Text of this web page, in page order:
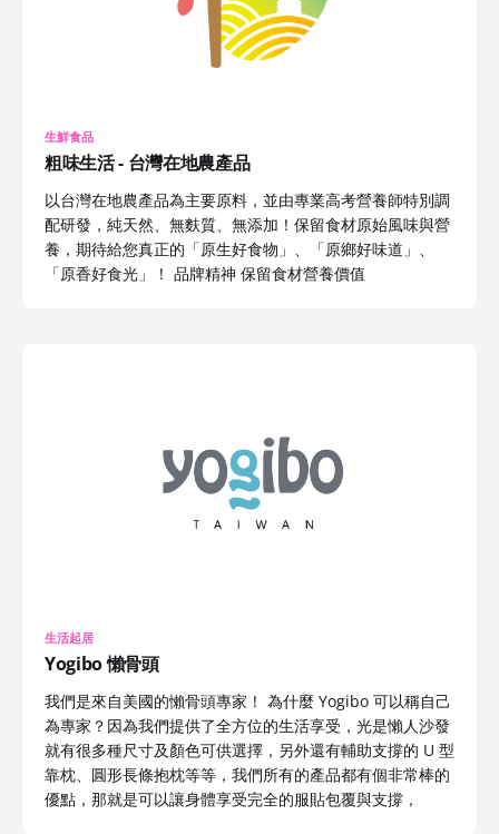
生鮮食品
粗味生活 - 台灣在地農產品
以台灣在地農產品為主要原料，並由專業高考營養師特別調
配研發，純天然、無麩質、無添加！保留食材原始風味與營
養，期待給您真正的「原生好食物」、「原鄉好味道」、
「原香好食光」！ 品牌精神 保留食材營養價值
生活起居
Yogibo 懶骨頭
我們是來自美國的懶骨頭專家！ 為什麼 Yogibo 可以稱自己
為專家？因為我們提供了全方位的生活享受，光是懶人沙發
就有很多種尺寸及顏色可供選擇，另外還有輔助支撐的 U 型
靠枕、圓形長條抱枕等等，我們所有的產品都有個非常棒的
優點，那就是可以讓身體享受完全的服貼包覆與支撐，